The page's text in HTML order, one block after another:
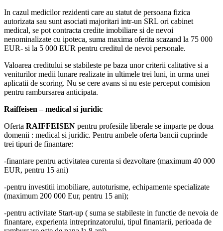
In cazul medicilor rezidenti care au statut de persoana fizica
autorizata sau sunt asociati majoritari intr-un SRL ori cabinet
medical, se pot contracta credite imobiliare si de nevoi
nenominalizate cu ipoteca, suma maxima oferita scazand la 75 000
EUR- si la 5 000 EUR pentru creditul de nevoi personale.
Valoarea creditului se stabileste pe baza unor criterii calitative si a
veniturilor medii lunare realizate in ultimele trei luni, in urma unei
aplicatii de scoring. Nu se cere avans si nu este perceput comision
pentru rambursarea anticipata.
Raiffeisen – medical si juridic
Oferta RAIFFEISEN pentru profesiile liberale se imparte pe doua
domenii : medical si juridic. Pentru ambele oferta bancii cuprinde
trei tipuri de finantare:
-finantare pentru activitatea curenta si dezvoltare (maximum 40 000
EUR, pentru 15 ani)
-pentru investitii imobiliare, autoturisme, echipamente specializate
(maximum 200 000 Eur, pentru 15 ani);
-pentru activitate Start-up ( suma se stabileste in functie de nevoia de
finantare, experienta intreprinzatorului, tipul finantarii, perioada de